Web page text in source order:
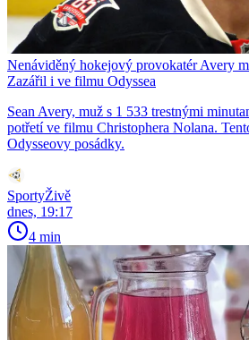
Nenáviděný hokejový provokatér Avery
Zazářil i ve filmu Odyssea
Sean Avery, muž s 1 533 trestnými
potřetí ve filmu Christophera Nolana.
Odysseovy posádky.
SportyŽivě
dnes, 19:17
4 min